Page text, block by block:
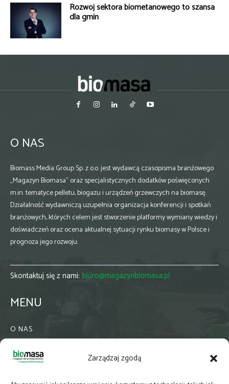
Zarządzaj zgodą
Rozwój sektora biometanowego to szansa
dla gmin
O NAS
Biomass Media Group Sp. z o.o. jest wydawcą czasopisma branżowego
„Magazyn Biomasa” oraz specjalistycznych dodatków poświęconych
m.in. tematyce pelletu, biogazu i urządzeń grzewczych na biomasę.
Działalność wydawniczą uzupełnia organizacja konferencji i spotkań
branżowych, których celem jest stworzenie platformy wymiany wiedzy i
doświadczeń oraz ocena aktualnej sytuacji rynku biomasy w Polsce i
prognoza jego rozwoju.
Skontaktuj się z nami: biuro@magazynbiomasa.pl
MENU
O NAS
WSPÓŁPRACA